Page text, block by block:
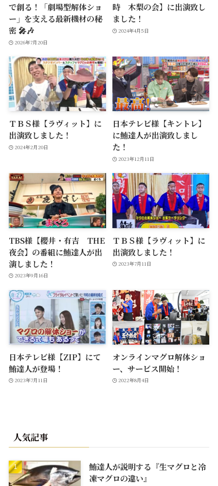
で創る！「劇場型解体ショ
ー」を支える最新機材の秘
密 🎤🎶
2026年7月20日
時 木梨の会】に出演致し
ました！
2024年4月5日
ＴＢＳ様【ラヴィット】に
出演致しました！
2024年2月20日
日本テレビ様【キントレ】
に鮪達人が出演致しまし
た！
2023年12月11日
TBS様【櫻井・有吉 THE
夜会】の番組に鮪達人が出
演しました！
2023年9月16日
ＴＢＳ様【ラヴィット】に
出演致しました！
2023年7月11日
日本テレビ様【ZIP】にて
鮪達人が登場！
2023年7月11日
オンラインマグロ解体ショ
ー、サービス開始！
2022年8月4日
人気記事
鮪達人が説明する『生マグロと冷
凍マグロの違い』